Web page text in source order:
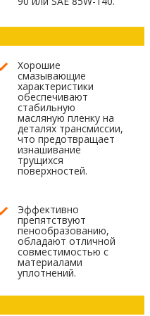
Хорошие
смазывающие
характеристики
обеспечивают
стабильную
масляную пленку на
деталях трансмиссии,
что предотвращает
изнашивание
трущихся
поверхностей.
Эффективно
препятствуют
пенообразованию,
обладают отличной
совместимостью с
материалами
уплотнений.